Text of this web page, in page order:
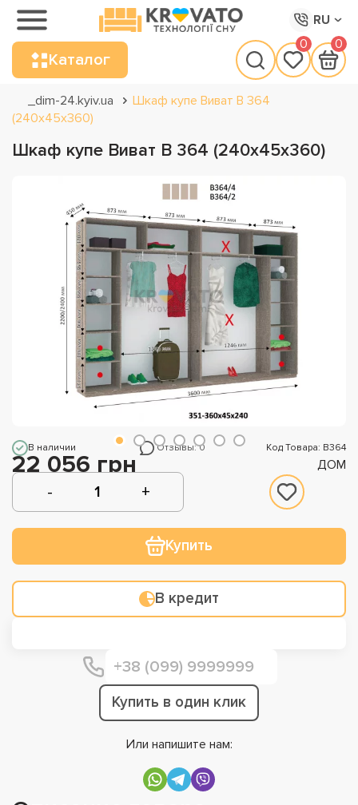
RU
Каталог
0 0
_dim-24.kyiv.ua
Шкаф купе Виват В 364
(240х45х360)
Шкаф купе Виват В 364 (240х45х360)
В наличии Отзывы: 0 Код Товара: В364
22 056 грн ДОМ
Купить
В кредит
Купить в один клик
Или напишите нам: